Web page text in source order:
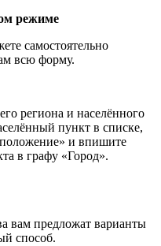
режиме
самостоятельно
всю форму.
региона и населённого
пункт в списке,
и впишите
в графу «Город».
вам предложат варианты
способ.